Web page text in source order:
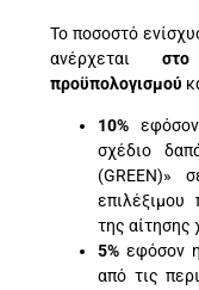
Το ποσοστό
ανέρχεται
προϋπολογισμού
10%
σχέδιο
(GREEN)»
επιλέξιμου
της αίτησης
5% εφόσον
από τις